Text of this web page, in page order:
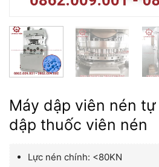
Máy dập viên nén
dập thuốc viên nén
Lực nén chính: <80KN